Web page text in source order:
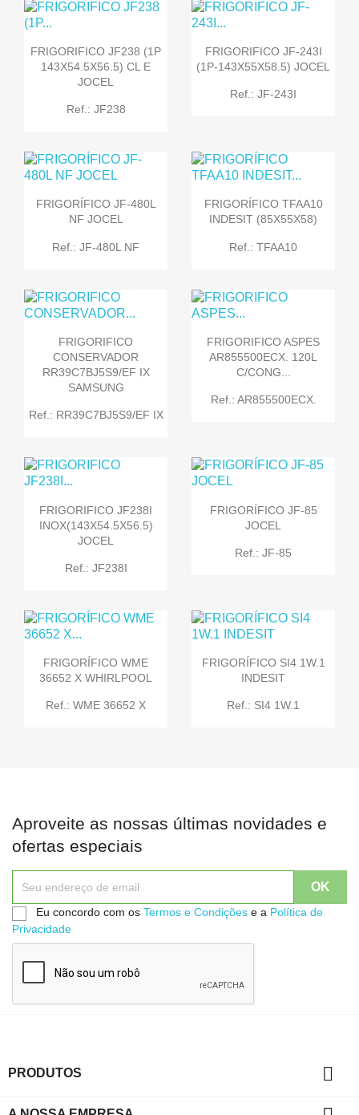
FRIGORIFICO JF238 (1P
143X54.5X56.5) CL E
JOCEL
Ref.: JF238
FRIGORIFICO JF-243I
(1P-143X55X58.5) JOCEL
Ref.: JF-243I
FRIGORÍFICO JF-480L
NF JOCEL
Ref.: JF-480L NF
FRIGORÍFICO TFAA10
INDESIT (85X55X58)
Ref.: TFAA10
FRIGORIFICO
CONSERVADOR
RR39C7BJ5S9/EF IX
SAMSUNG
Ref.: RR39C7BJ5S9/EF IX
FRIGORIFICO ASPES
AR855500ECX. 120L
C/CONG...
Ref.: AR855500ECX.
FRIGORIFICO JF238I
INOX(143X54.5X56.5)
JOCEL
Ref.: JF238I
FRIGORÍFICO JF-85
JOCEL
Ref.: JF-85
FRIGORÍFICO WME
36652 X WHIRLPOOL
Ref.: WME 36652 X
FRIGORÍFICO SI4 1W.1
INDESIT
Ref.: SI4 1W.1
Aproveite as nossas últimas novidades e
ofertas especiais
Eu concordo com os Termos e Condições e a Política de
Privacidade
PRODUTOS 